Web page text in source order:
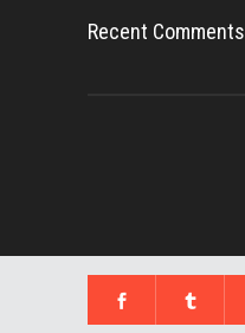
Recent Comments